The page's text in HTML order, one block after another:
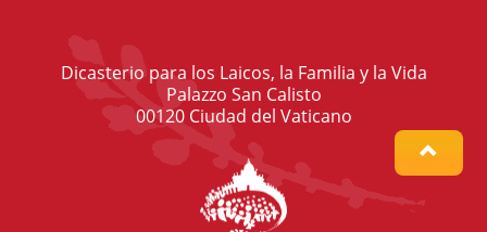
Dicasterio para los Laicos, la Familia y la Vida
Palazzo San Calisto
00120 Ciudad del Vaticano